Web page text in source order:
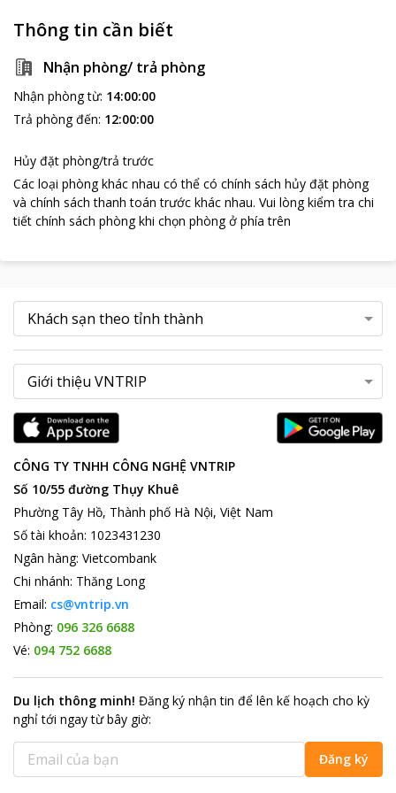
Thông tin cần biết
Nhận phòng/ trả phòng
Nhận phòng từ: 14:00:00
Trả phòng đến: 12:00:00
Hủy đặt phòng/trả trước
Các loại phòng khác nhau có thể có chính sách hủy đặt phòng
và chính sách thanh toán trước khác nhau. Vui lòng kiểm tra chi
tiết chính sách phòng khi chọn phòng ở phía trên
CÔNG TY TNHH CÔNG NGHỆ VNTRIP
Số 10/55 đường Thụy Khuê
Phường Tây Hồ, Thành phố Hà Nội, Việt Nam
Số tài khoản: 1023431230
Ngân hàng: Vietcombank
Chi nhánh: Thăng Long
Email: cs@vntrip.vn
Phòng: 096 326 6688
Vé: 094 752 6688
Du lịch thông minh! Đăng ký nhận tin để lên kế hoạch cho kỳ
nghỉ tới ngay từ bây giờ:
Đăng ký